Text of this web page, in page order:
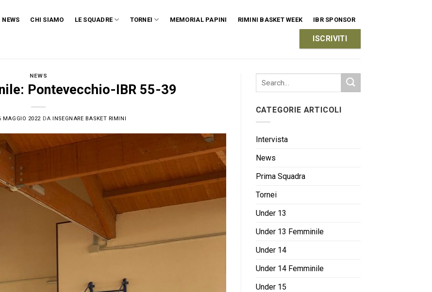
NEWS CHI SIAMO LE SQUADRE TORNEI MEMORIAL PAPINI RIMINI BASKET WEEK IBR SPONSOR
ISCRIVITI
NEWS
Pontevecchio-IBR 55-39
MAGGIO 2022 DAINSEGNARE BASKET RIMINI
CATEGORIE ARTICOLI
Intervista
News
Prima Squadra
Tornei
Under 13
Under 13 Femminile
Under 14
Under 14 Femminile
Under 15